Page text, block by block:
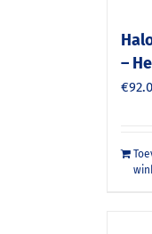
–
€